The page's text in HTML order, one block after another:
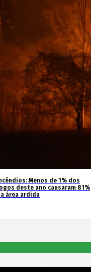
Menos de 1% dos
deste ano causaram 81%
área ardida